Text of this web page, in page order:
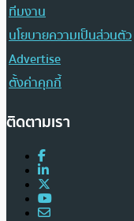
ทีมงาน
นโยบายความเป็นส่วนตัว
Advertise
ตั้งค่าคุกกี้
ติดตามเรา